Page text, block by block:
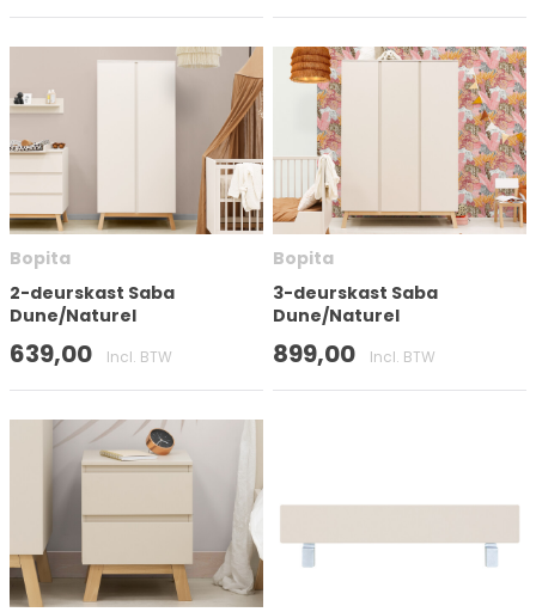
Bopita
2-deurskast Saba
Dune/Naturel
639,00 Incl. BTW
Bopita
3-deurskast Saba
Dune/Naturel
899,00 Incl. BTW